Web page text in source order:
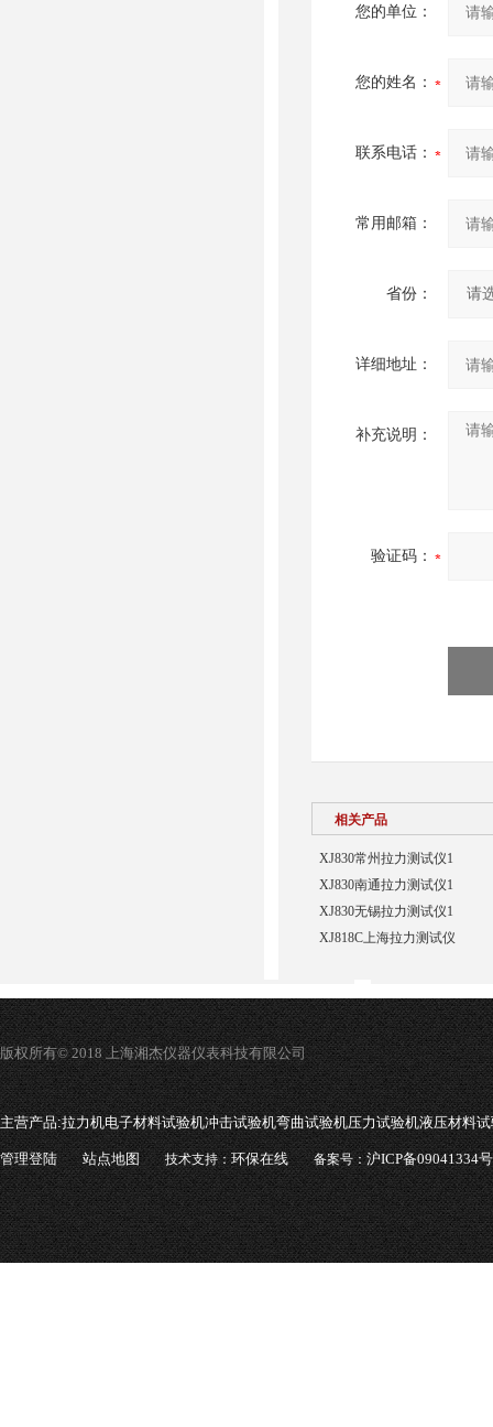
您的单位：
您的姓名：
联系电话：
常用邮箱：
省份：
详细地址：
补充说明：
验证码：
相关产品
XJ830常州拉力测试仪1
XJ830南通拉力测试仪1
XJ830无锡拉力测试仪1
XJ818C上海拉力测试仪
版权所有© 2018 上海湘杰仪器仪表科技有限公司
主营产品:拉力机电子材料试验机冲击试验机弯曲试验机压力试验机液压材料
管理登陆 站点地图 技术支持：环保在线 备案号：沪ICP备09041334